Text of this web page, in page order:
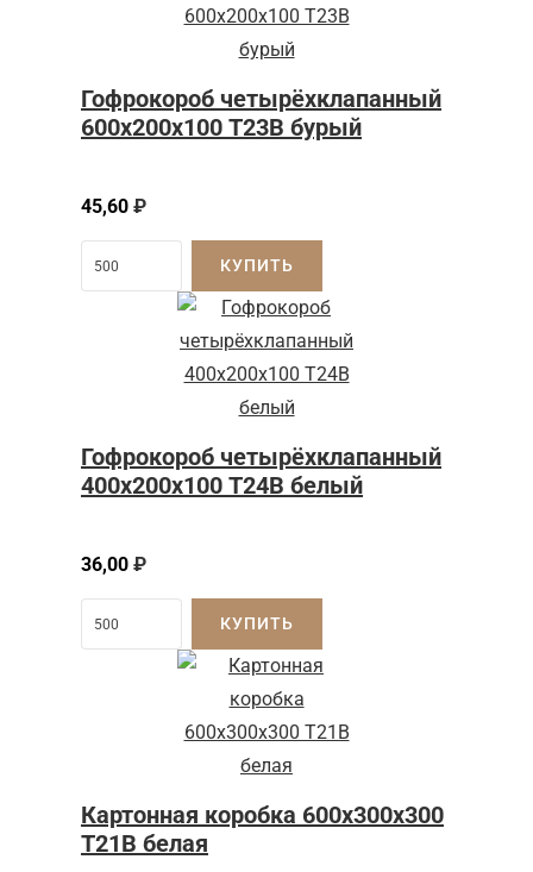
Гофрокороб четырёхклапанный
600х200х100 Т23В бурый
45,60 ₽
КУПИТЬ
Гофрокороб четырёхклапанный
400х200х100 Т24В белый
36,00 ₽
КУПИТЬ
Картонная коробка 600x300x300
Т21B белая